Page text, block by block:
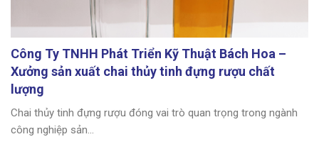
Công Ty TNHH Phát Triển Kỹ Thuật Bách Hoa –
Xưởng sản xuất chai thủy tinh đựng rượu chất
lượng
Chai thủy tinh đựng rượu đóng vai trò quan trọng trong ngành
công nghiệp sản...